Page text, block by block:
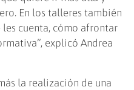
En los talleres también
cuenta, cómo afrontar
explicó Andrea
la realización de una